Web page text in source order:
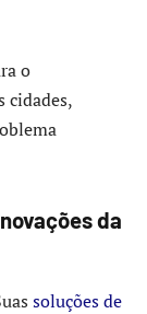
o
cidades,
da
soluções de